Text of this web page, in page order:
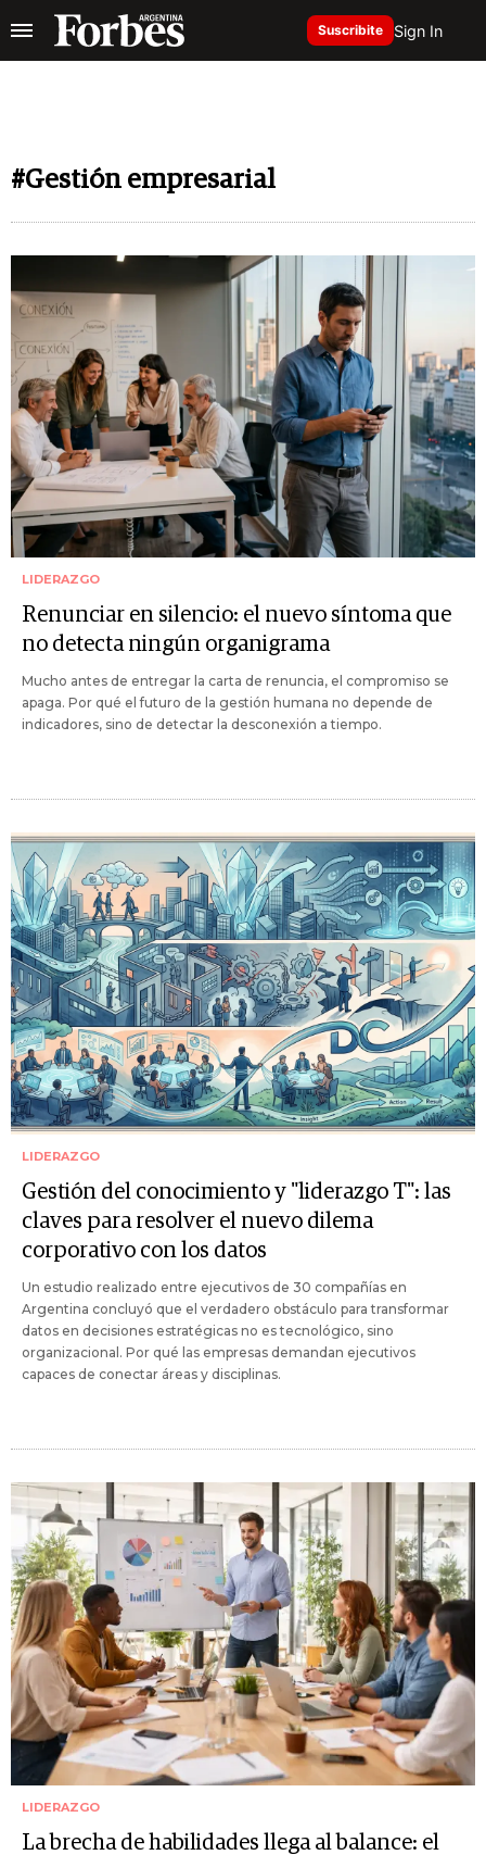
Suscribite Sign In
#Gestión empresarial
LIDERAZGO
Renunciar en silencio: el nuevo síntoma que
no detecta ningún organigrama
Mucho antes de entregar la carta de renuncia, el compromiso se
apaga. Por qué el futuro de la gestión humana no depende de
indicadores, sino de detectar la desconexión a tiempo.
LIDERAZGO
Gestión del conocimiento y "liderazgo T": las
claves para resolver el nuevo dilema
corporativo con los datos
Un estudio realizado entre ejecutivos de 30 compañías en
Argentina concluyó que el verdadero obstáculo para transformar
datos en decisiones estratégicas no es tecnológico, sino
organizacional. Por qué las empresas demandan ejecutivos
capaces de conectar áreas y disciplinas.
LIDERAZGO
La brecha de habilidades llega al balance: el